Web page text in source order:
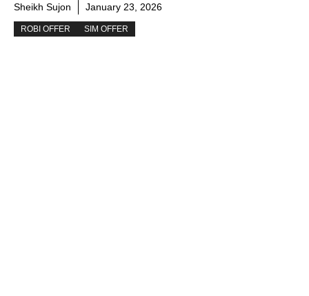
Sheikh Sujon January 23, 2026
ROBI OFFER SIM OFFER